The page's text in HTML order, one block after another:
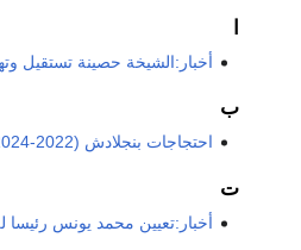
أخبار:الشيخة حصينة تستقيل
ب
احتجاجات بنجلادش (2022-2024)
ت
أخبار:تعيين محمد يونس رئيسا